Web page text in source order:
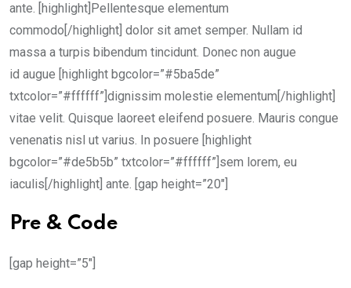
ante. [highlight]Pellentesque elementum
commodo[/highlight] dolor sit amet semper. Nullam id
massa a turpis bibendum tincidunt. Donec non augue
id augue [highlight bgcolor=”#5ba5de”
txtcolor=”#ffffff”]dignissim molestie elementum[/highlight]
vitae velit. Quisque laoreet eleifend posuere. Mauris congue
venenatis nisl ut varius. In posuere [highlight
bgcolor=”#de5b5b” txtcolor=”#ffffff”]sem lorem, eu
iaculis[/highlight] ante. [gap height=”20″]
Pre & Code
[gap height=”5″]